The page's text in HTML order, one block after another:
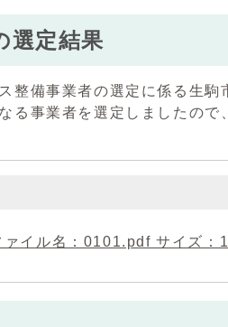
選定結果
整備事業者の選定に係る生駒
る事業者を選定しましたの
ァイル名：0101.pdf サイズ：